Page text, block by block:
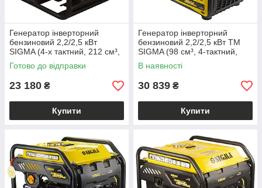
Генератор інверторний
бензиновий 2,2/2,5 кВт
SIGMA (4-х тактний, 212 см³,
ручний запуск)
електрогенератор
Готово до відправки
23 180 ₴
Купити
Генератор інверторний
бензиновий 2,2/2,5 кВт ТМ
SIGMA (98 см³, 4-тактний,
ручний запуск)
електрогенератор
В наявності
30 839 ₴
Купити